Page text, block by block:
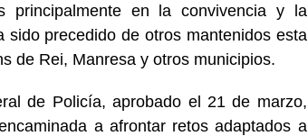
principalmente en la convivencia y la
precedido de otros mantenidos esta
de Rei, Manresa y otros municipios.
de Policía, aprobado el 21 de marzo,
a afrontar retos adaptados a